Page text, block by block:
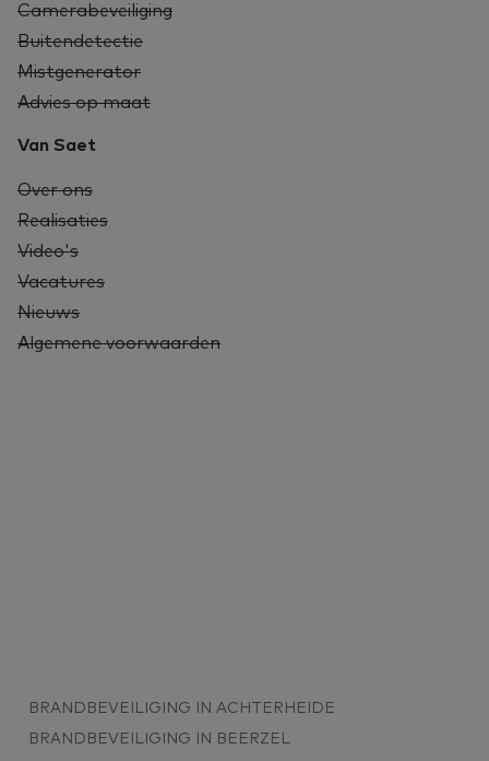
Camerabeveiliging
Buitendetectie
Mistgenerator
Advies op maat
Van Saet
Over ons
Realisaties
Video's
Vacatures
Nieuws
Algemene voorwaarden
BRANDBEVEILIGING IN ACHTERHEIDE
BRANDBEVEILIGING IN BEERZEL